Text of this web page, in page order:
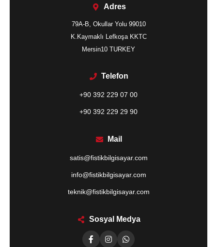
Adres
79A-B, Okullar Yolu 99010
K.Kaymaklı Lefkoşa KKTC
Mersin10 TURKEY
Telefon
+90 392 229 07 00
+90 392 229 29 90
Mail
satis@fistikbilgisayar.com
info@fistikbilgisayar.com
teknik@fistikbilgisayar.com
Sosyal Medya